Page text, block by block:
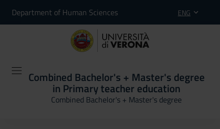
Department of Human Sciences ENG
Combined Bachelor's + Master's degree
in Primary teacher education
Combined Bachelor's + Master's degree